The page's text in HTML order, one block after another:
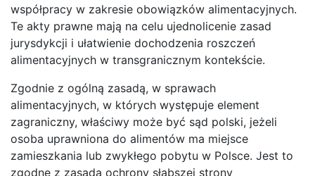
współpracy w zakresie obowiązków alimentacyjnych.
Te akty prawne mają na celu ujednolicenie zasad
jurysdykcji i ułatwienie dochodzenia roszczeń
alimentacyjnych w transgranicznym kontekście.
Zgodnie z ogólną zasadą, w sprawach
alimentacyjnych, w których występuje element
zagraniczny, właściwy może być sąd polski, jeżeli
osoba uprawniona do alimentów ma miejsce
zamieszkania lub zwykłego pobytu w Polsce. Jest to
zgodne z zasadą ochrony słabszej strony